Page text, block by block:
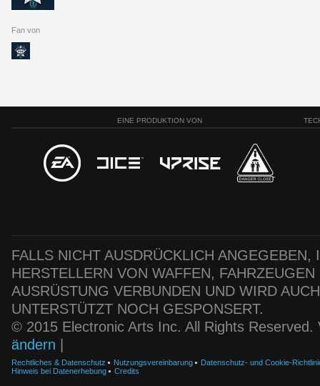
Fan von
EINE PRODUKTION VON
FALLS NICHT AUSDRÜCKLICH
HERSTELLERN VON WAFFEN,
AUSRÜSTUNG VERBUNDEN UND WIRD
UNTERSTÜTZT NOCH GESPONSERT.
© 2015 Electronic Arts Inc. All Rights
ändern
Rechtliches & Datenschutz Nutzungsvereinbarung
Datenschutz- und Cookie-
Hinweis bei Datenerhebung
Credits